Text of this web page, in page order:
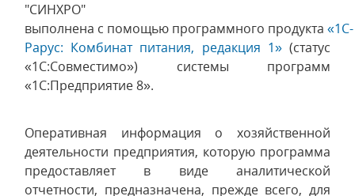
"СИНХРО"
выполнена с помощью программного продукта «1С-
Рарус: Комбинат питания, редакция 1»(статус
«1С:Совместимо») системы программ
«1С:Предприятие 8».
Оперативная информация о хозяйственной
деятельности предприятия, которую программа
предоставляет в виде аналитической
отчетности, предназначена, прежде всего, для